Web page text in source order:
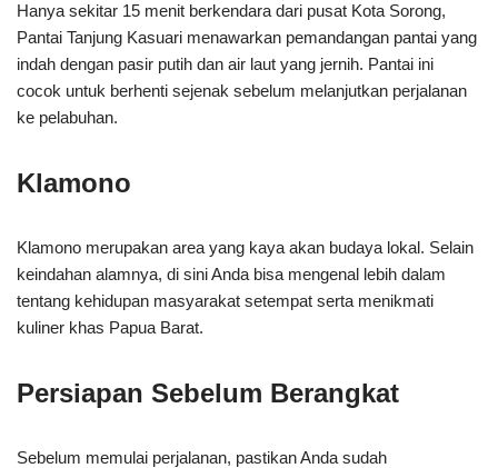
Hanya sekitar 15 menit berkendara dari pusat Kota Sorong,
Pantai Tanjung Kasuari menawarkan pemandangan pantai yang
indah dengan pasir putih dan air laut yang jernih. Pantai ini
cocok untuk berhenti sejenak sebelum melanjutkan perjalanan
ke pelabuhan.
Klamono
Klamono merupakan area yang kaya akan budaya lokal. Selain
keindahan alamnya, di sini Anda bisa mengenal lebih dalam
tentang kehidupan masyarakat setempat serta menikmati
kuliner khas Papua Barat.
Persiapan Sebelum Berangkat
Sebelum memulai perjalanan, pastikan Anda sudah